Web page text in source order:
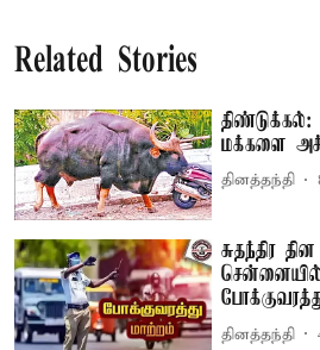
Related Stories
திண்டுக்கல்:
மக்களை
தினத்தந்தி
சுதந்திர
சென்னையில்
தினத்தந்தி